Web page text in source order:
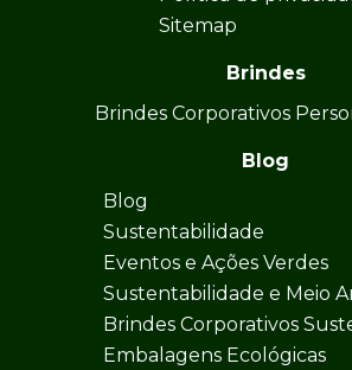
Sitemap
Brindes
Brindes Corporativos
Blog
Blog
Sustentabilidade
Eventos e Ações Verdes
Sustentabilidade e Meio
Brindes Corporativos
Embalagens Ecológicas